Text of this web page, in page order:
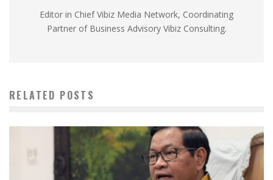
Editor in Chief Vibiz Media Network, Coordinating
Partner of Business Advisory Vibiz Consulting.
RELATED POSTS